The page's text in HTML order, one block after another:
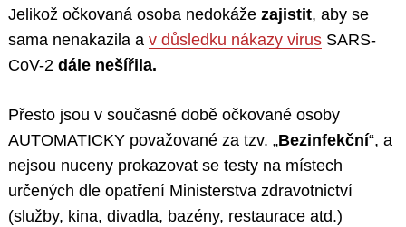
Jelikož očkovaná osoba nedokáže zajistit, aby se
sama nenakazila a v důsledku nákazy virus SARS-
CoV-2 dále nešířila.
Přesto jsou v současné době očkované osoby
AUTOMATICKY považované za tzv. „Bezinfekční“, a
nejsou nuceny prokazovat se testy na místech
určených dle opatření Ministerstva zdravotnictví
(služby, kina, divadla, bazény, restaurace atd.)